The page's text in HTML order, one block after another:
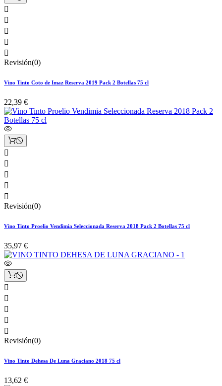





Revisión(0)
Vino Tinto Coto de Imaz Reserva 2019 Pack 2 Botellas 75 cl
22,39 €





Revisión(0)
Vino Tinto Proelio Vendimia Seleccionada Reserva 2018 Pack 2 Botellas 75 cl
35,97 €





Revisión(0)
Vino Tinto Dehesa De Luna Graciano 2018 75 cl
13,62 €